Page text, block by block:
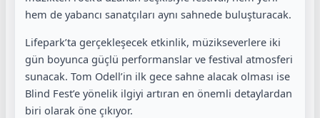
hem de yabancı sanatçıları aynı sahnede buluşturacak.
Lifepark’ta gerçekleşecek etkinlik, müzikseverlere iki
gün boyunca güçlü performanslar ve festival atmosferi
sunacak. Tom Odell’in ilk gece sahne alacak olması ise
Blind Fest’e yönelik ilgiyi artıran en önemli detaylardan
biri olarak öne çıkıyor.